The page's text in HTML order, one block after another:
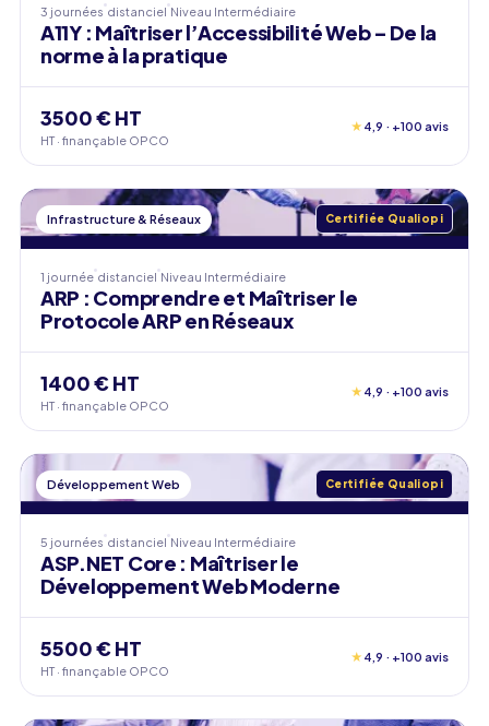
3 journées distanciel Niveau Intermédiaire
A11Y : Maîtriser l’Accessibilité Web – De la
norme à la pratique
3500 € HT
HT · finançable OPCO
★ 4,9 · +100 avis
Infrastructure & Réseaux Certifiée Qualiopi
1 journée distanciel Niveau Intermédiaire
ARP : Comprendre et Maîtriser le
Protocole ARP en Réseaux
1400 € HT
HT · finançable OPCO
★ 4,9 · +100 avis
Développement Web Certifiée Qualiopi
5 journées distanciel Niveau Intermédiaire
ASP.NET Core : Maîtriser le
Développement Web Moderne
5500 € HT
HT · finançable OPCO
★ 4,9 · +100 avis